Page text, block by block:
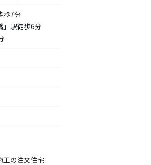
歩7分
」駅徒歩6分
の注文住宅